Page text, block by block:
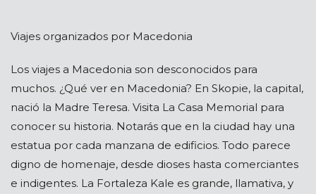
Viajes organizados por Macedonia
Los viajes a Macedonia son desconocidos para
muchos. ¿Qué ver en Macedonia? En Skopie, la capital,
nació la Madre Teresa. Visita La Casa Memorial para
conocer su historia. Notarás que en la ciudad hay una
estatua por cada manzana de edificios. Todo parece
digno de homenaje, desde dioses hasta comerciantes
e indigentes. La Fortaleza Kale es grande, llamativa, y